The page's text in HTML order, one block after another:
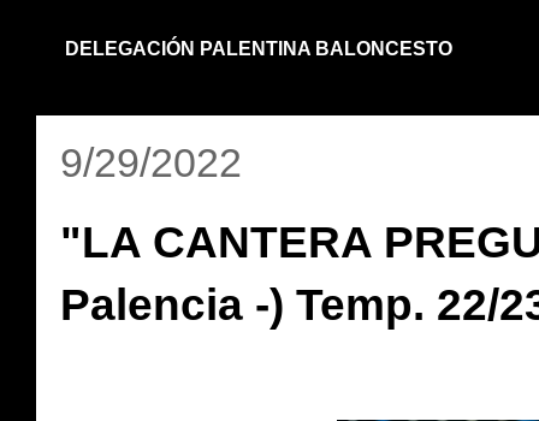
DELEGACIÓN PALENTINA BALONCESTO
9/29/2022
"LA CANTERA
Palencia -) Temp. 22/